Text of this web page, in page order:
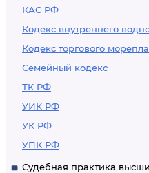
КАС РФ
Кодекс внутреннего
Кодекс торгового
Семейный кодекс
ТК РФ
УИК РФ
УК РФ
УПК РФ
Судебная практика